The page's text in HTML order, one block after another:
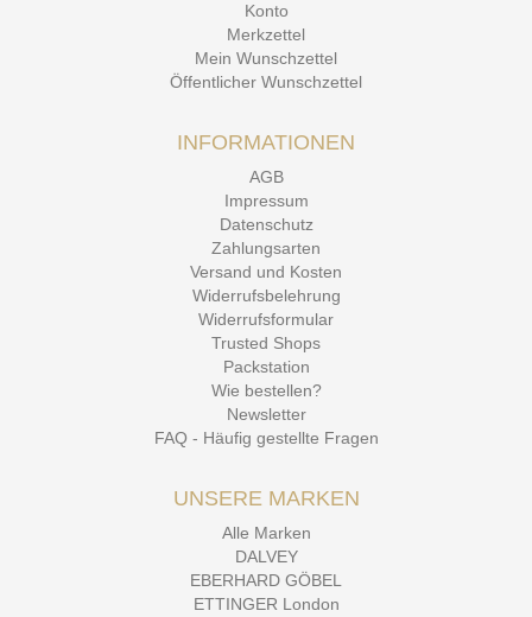
Konto
Merkzettel
Mein Wunschzettel
Öffentlicher Wunschzettel
INFORMATIONEN
AGB
Impressum
Datenschutz
Zahlungsarten
Versand und Kosten
Widerrufsbelehrung
Widerrufsformular
Trusted Shops
Packstation
Wie bestellen?
Newsletter
FAQ - Häufig gestellte Fragen
UNSERE MARKEN
Alle Marken
DALVEY
EBERHARD GÖBEL
ETTINGER London